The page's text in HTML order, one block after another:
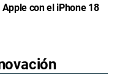
con el iPhone 18